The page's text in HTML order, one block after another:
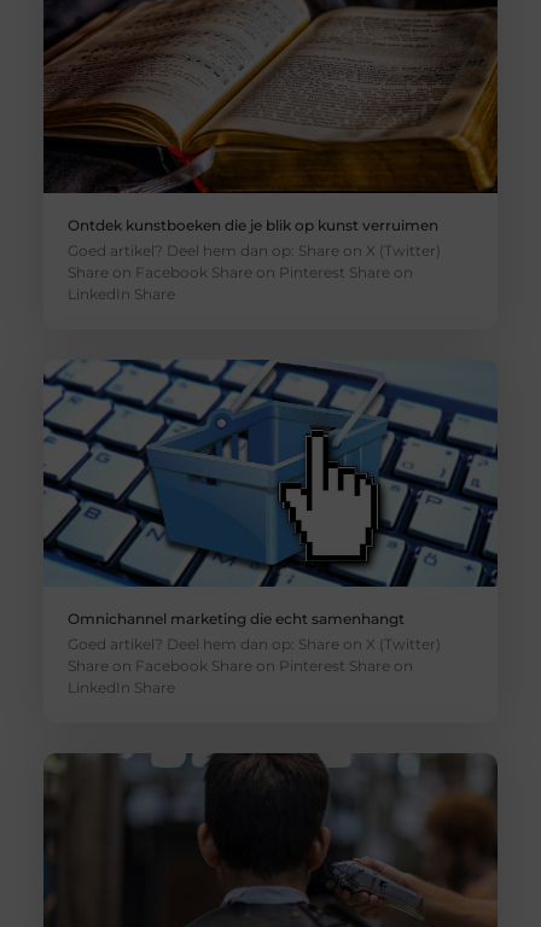
Ontdek kunstboeken die je blik op kunst verruimen
Goed artikel? Deel hem dan op: Share on X (Twitter)
Share on Facebook Share on Pinterest Share on
LinkedIn Share
Omnichannel marketing die echt samenhangt
Goed artikel? Deel hem dan op: Share on X (Twitter)
Share on Facebook Share on Pinterest Share on
LinkedIn Share